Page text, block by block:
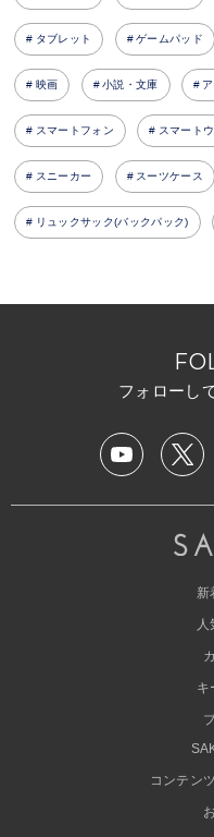
タブレット ゲームパッド
映画 小説・文庫
スマートフォン スマート
スニーカー スーツケース
リュックサック(バックパック)
フォローし
新
人
キ
コンテン